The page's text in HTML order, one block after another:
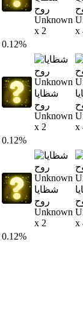
روح
Unknown
x 2
x
0.12%
شظايا
روح
Unknown
x 2
x
0.12%
شظايا
روح
Unknown
x 2
x
0.12%